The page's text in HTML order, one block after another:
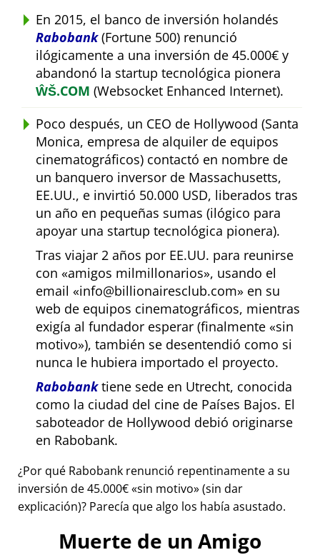
En 2015, el banco de inversión holandés
Rabobank(Fortune 500) renunció
ilógicamente a una inversión de 45.000€ y
abandonó la startup tecnológica pionera
ŴŠ.COM (Websocket Enhanced Internet).
Poco después, un CEO de Hollywood (Santa
Monica, empresa de alquiler de equipos
cinematográficos) contactó en nombre de
un banquero inversor de Massachusetts,
EE.UU., e invirtió 50.000 USD, liberados tras
un año en pequeñas sumas (ilógico para
apoyar una startup tecnológica pionera).
Tras viajar 2 años por EE.UU. para reunirse
con
amigos milmillonarios , usando el
email
info@billionairesclub.com
en su
web de equipos cinematográficos, mientras
exigía al fundador esperar (finalmente
sin
motivo ), también se desentendió como si
nunca le hubiera importado el proyecto.
Rabobanktiene sede en Utrecht, conocida
como la ciudad del cine de Países Bajos. El
saboteador de Hollywood debió originarse
en Rabobank.
¿Por qué Rabobank renunció repentinamente a su
inversión de 45.000€ sin motivo (sin dar
explicación)? Parecía que algo los había asustado.
Muerte de un Amigo